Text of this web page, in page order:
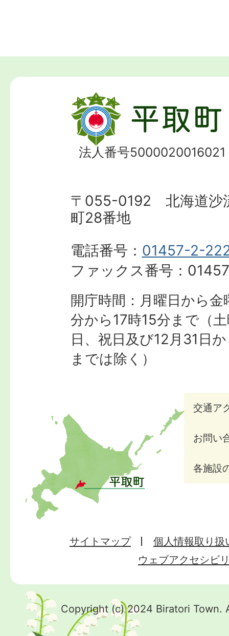
法人番号5000020016021
〒055-0192 北海道沙
町28番地
電話番号： 01457-2-
ファックス番号：
開庁時間：月曜日から
分から17時15分まで（
日、祝日及び12月31日
までは除く）
交通ア
お問い
各施設
サイトマップ
個人情報取り扱
ウェブアクセシビ
Copyright (c) 2024 Biratori Town.